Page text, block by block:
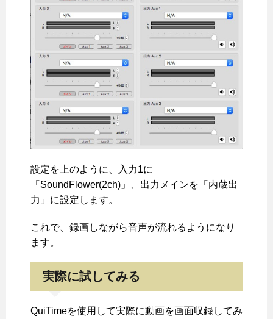
設定を上のように、入力1に
「SoundFlower(2ch)」、出力メインを「内蔵出
力」に設定します。
これで、録画しながら音声が流れるようになり
ます。
実際に試してみる
QuiTimeを使用して実際に動画を画面収録してみ